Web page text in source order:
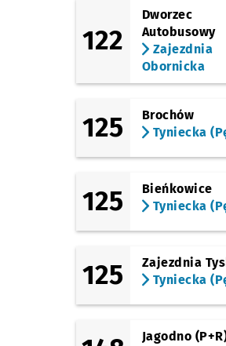
Dworzec Autobusowy
(Gliniana)
Dyrekcyjna
(Petrusewicza)
(Sucha)
Dworzec Autobusowy
(Powstańców Śląskich)
Zaolziańska
Wielka NŻ Przystanek na
(Powstańców Śląskich)
Sztabowa NŻ Przystanek
122
Dworzec
Autobusowy
Zajezdnia
Obornicka
125
Brochów
Tyniecka
125
Bieńkowice
Tyniecka
125
Zajezdnia
Tyniecka
Jagodno